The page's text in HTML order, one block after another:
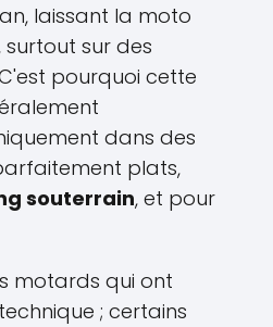
laissant la moto
sur des
pourquoi cette
dans des
plats,
souterrain, et pour
motards qui ont
; certains